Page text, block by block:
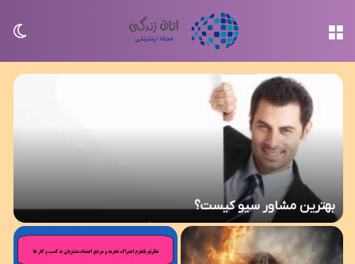
بهترین مشاور سیو کیست؟